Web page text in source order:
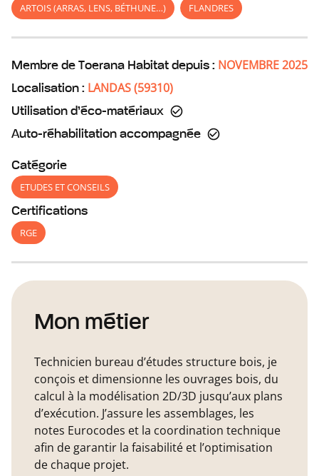
ARTOIS (ARRAS, LENS, BÉTHUNE…) FLANDRES
Membre de Toerana Habitat depuis : NOVEMBRE 2025
Localisation : LANDAS(59310)
Utilisation d’éco-matériaux
Auto-réhabilitation accompagnée
Catégorie
ETUDES ET CONSEILS
Certifications
RGE
Mon métier
Technicien bureau d’études structure bois, je
conçois et dimensionne les ouvrages bois, du
calcul à la modélisation 2D/3D jusqu’aux plans
d’exécution. J’assure les assemblages, les
notes Eurocodes et la coordination technique
afin de garantir la faisabilité et l’optimisation
de chaque projet.